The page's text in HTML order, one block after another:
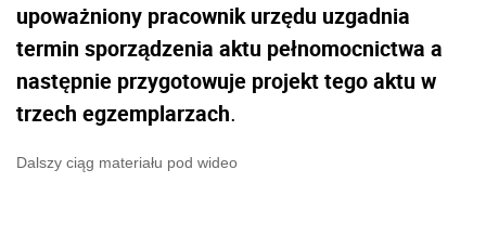
upoważniony pracownik urzędu uzgadnia
termin sporządzenia aktu pełnomocnictwa a
następnie przygotowuje projekt tego aktu w
trzech egzemplarzach.
Dalszy ciąg materiału pod wideo